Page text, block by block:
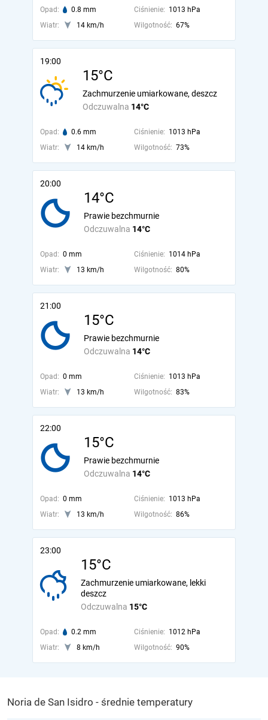
Opad: 0.8 mm Ciśnienie: 1013 hPa
Wiatr:
14 km/h Wilgotność: 67%
19:00
15°C
Odczuwalna 14°C
Zachmurzenie umiarkowane, deszcz
Opad: 0.6 mm Ciśnienie: 1013 hPa
Wiatr:
14 km/h Wilgotność: 73%
20:00
14°C
Odczuwalna 14°C
Prawie bezchmurnie
Opad: 0 mm Ciśnienie: 1014 hPa
Wiatr:
13 km/h Wilgotność: 80%
21:00
15°C
Odczuwalna 14°C
Prawie bezchmurnie
Opad: 0 mm Ciśnienie: 1013 hPa
Wiatr:
13 km/h Wilgotność: 83%
22:00
15°C
Odczuwalna 14°C
Prawie bezchmurnie
Opad: 0 mm Ciśnienie: 1013 hPa
Wiatr:
13 km/h Wilgotność: 86%
23:00
15°C
Odczuwalna 15°C
Zachmurzenie umiarkowane, lekki
deszcz
Opad: 0.2 mm Ciśnienie: 1012 hPa
Wiatr:
8 km/h Wilgotność: 90%
Noria de San Isidro - średnie temperatury